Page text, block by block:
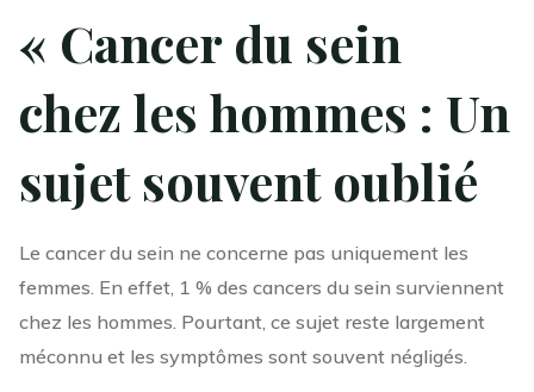
« Cancer du sein
chez les hommes : Un
sujet souvent oublié
Le cancer du sein ne concerne pas uniquement les
femmes. En effet, 1 % des cancers du sein surviennent
chez les hommes. Pourtant, ce sujet reste largement
méconnu et les symptômes sont souvent négligés.